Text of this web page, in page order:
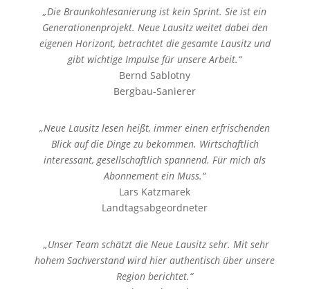
„Die Braunkohlesanierung ist kein Sprint. Sie ist ein
Generationenprojekt. Neue Lausitz weitet dabei den
eigenen Horizont, betrachtet die gesamte Lausitz und
gibt wichtige Impulse für unsere Arbeit.“
Bernd Sablotny
Bergbau-Sanierer
„Neue Lausitz lesen heißt, immer einen erfrischenden
Blick auf die Dinge zu bekommen. Wirtschaftlich
interessant, gesellschaftlich spannend. Für mich als
Abonnement ein Muss.“
Lars Katzmarek
Landtagsabgeordneter
„Unser Team schätzt die Neue Lausitz sehr. Mit sehr
hohem Sachverstand wird hier authentisch über unsere
Region berichtet.“